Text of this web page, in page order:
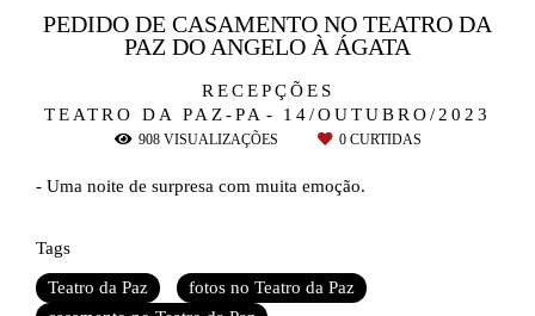
RECEPÇÕES
TEATRO DA PAZ-PA
14/OUTUBRO/2023
PEDIDO DE CASAMENTO NO TEATRO DA
PAZ DO ANGELO À ÁGATA
908VISUALIZAÇÕES 0CURTIDAS
- Uma noite de surpresa com muita emoção.
Tags
Teatro da Paz
fotos no Teatro da Paz